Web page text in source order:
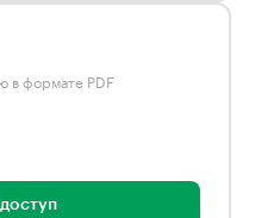
в формате PDF